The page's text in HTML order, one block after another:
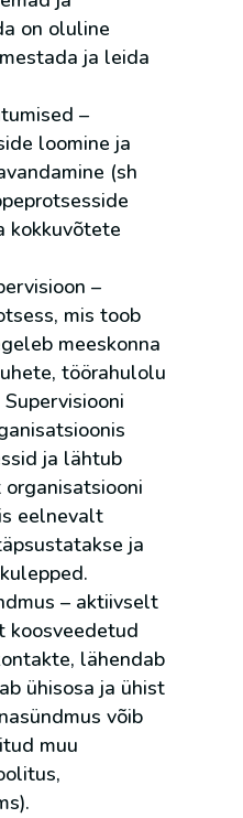
on oluline
ja leida
–
loomine ja
(sh
kokkuvõtete
–
mis toob
meeskonna
töörahulolu
ja lähtub
eelnevalt
ja
– aktiivselt
koosveedetud
lähendab
ühisosa ja ühist
võib
muu